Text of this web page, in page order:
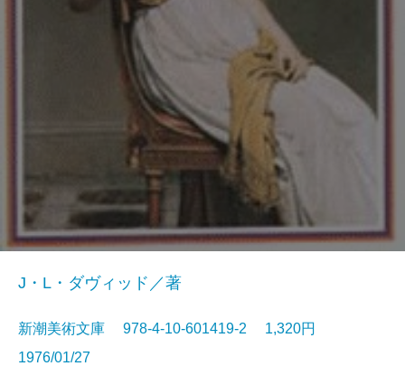
J・L・ダヴィッド／著
新潮美術文庫 978-4-10-601419-2 1,320円
1976/01/27